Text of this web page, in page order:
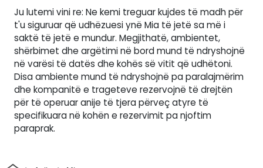
Ju lutemi vini re: Ne kemi treguar kujdes të madh për
t'u siguruar që udhëzuesi ynë Mia të jetë sa më i
saktë të jetë e mundur. Megjithatë, ambientet,
shërbimet dhe argëtimi në bord mund të ndryshojnë
në varësi të datës dhe kohës së vitit që udhëtoni.
Disa ambiente mund të ndryshojnë pa paralajmërim
dhe kompanitë e trageteve rezervojnë të drejtën
për të operuar anije të tjera përveç atyre të
specifikuara në kohën e rezervimit pa njoftim
paraprak.